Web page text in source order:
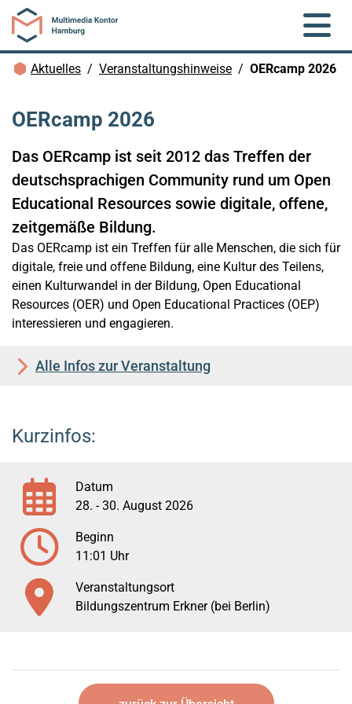
Zum Hauptinhalt springen
Brotkrümelnavigation
Aktuelles Veranstaltungshinweise OERcamp 2026
OERcamp 2026
Das OERcamp ist seit 2012 das Treffen der
deutschsprachigen Community rund um Open
Educational Resources sowie digitale, offene,
zeitgemäße Bildung.
Das OERcamp ist ein Treffen für alle Menschen, die sich für
digitale, freie und offene Bildung, eine Kultur des Teilens,
einen Kulturwandel in der Bildung, Open Educational
Resources (OER) und Open Educational Practices (OEP)
interessieren und engagieren.
Alle Infos zur Veranstaltung
Kurzinfos:
Datum
28. - 30. August 2026
Beginn
11:01 Uhr
Veranstaltungsort
Bildungszentrum Erkner (bei Berlin)